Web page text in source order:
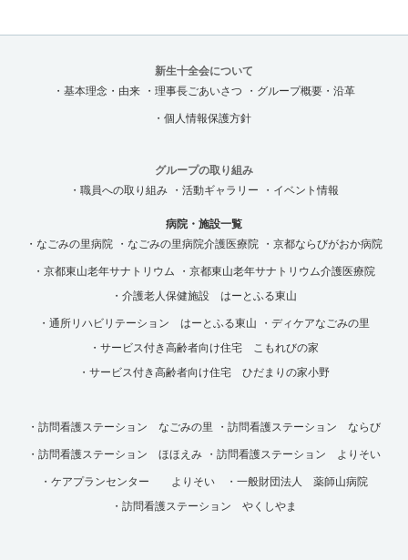
新生十全会について
・基本理念・由来
・理事長ごあいさつ ・グループ概要・沿革
・個人情報保護方針
グループの取り組み
・職員への取り組み
・活動ギャラリー ・イベント情報
病院・施設一覧
・なごみの里病院
・なごみの里病院介護医療院 ・京都ならびがおか病院
・京都東山老年サナトリウム
・京都東山老年サナトリウム介護医療院
・介護老人保健施設 はーとふる東山
・通所リハビリテーション はーとふる東山
・ディケアなごみの里
・サービス付き高齢者向け住宅 こもれびの家
・サービス付き高齢者向け住宅 ひだまりの家小野
・訪問看護ステーション なごみの里 ・訪問看護ステーション ならび
・訪問看護ステーション ほほえみ ・訪問看護ステーション よりそい
・ケアプランセンター よりそい
・一般財団法人 薬師山病院
・訪問看護ステーション やくしやま